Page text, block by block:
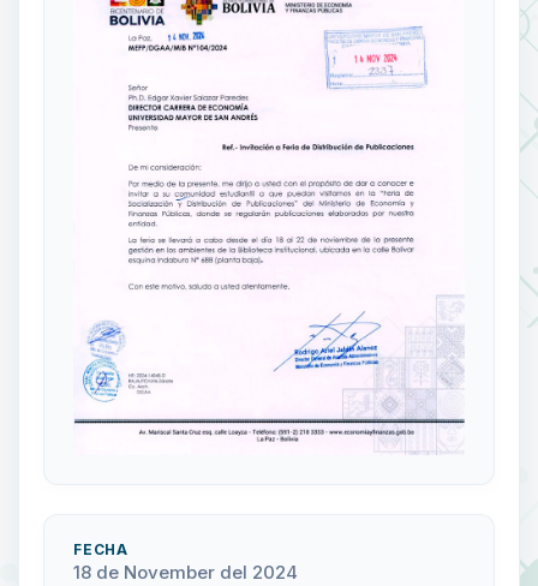
FECHA
18 de November del 2024